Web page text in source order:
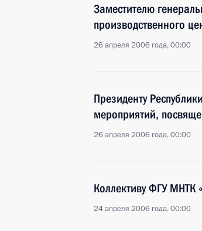
Заместителю
производственного
26 апреля 2006 года, 00:00
Президенту
мероприятий,
26 апреля 2006 года, 00:00
Коллективу ФГУ МНТК
24 апреля 2006 года, 00:00